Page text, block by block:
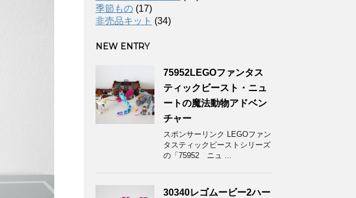
季節もの (17)
非売品キット (34)
NEW ENTRY
75952LEGOファンタス
ティックビースト・ニュ
ートの魔法動物アドベン
チャー
スポンサーリンク LEGOファン
タスティックビーストシリーズ
の「75952 ニュ ...
30340レゴムービー2ハー